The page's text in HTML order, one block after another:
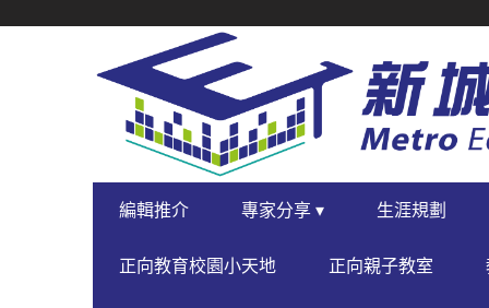
NAVIGATION
PRIMARY
NAVIGATION
編輯推介 專家分享 ▾ 生涯規劃
正向教育校園小天地 正向親子教室